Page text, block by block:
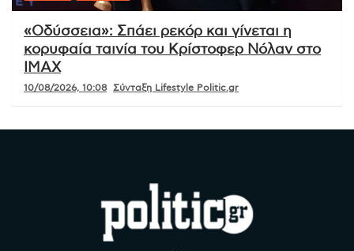
«Οδύσσεια»: Σπάει ρεκόρ και γίνεται η
κορυφαία ταινία του Κρίστοφερ Νόλαν στο
IMAX
10/08/2026, 10:08 Σύνταξη Lifestyle Politic.gr